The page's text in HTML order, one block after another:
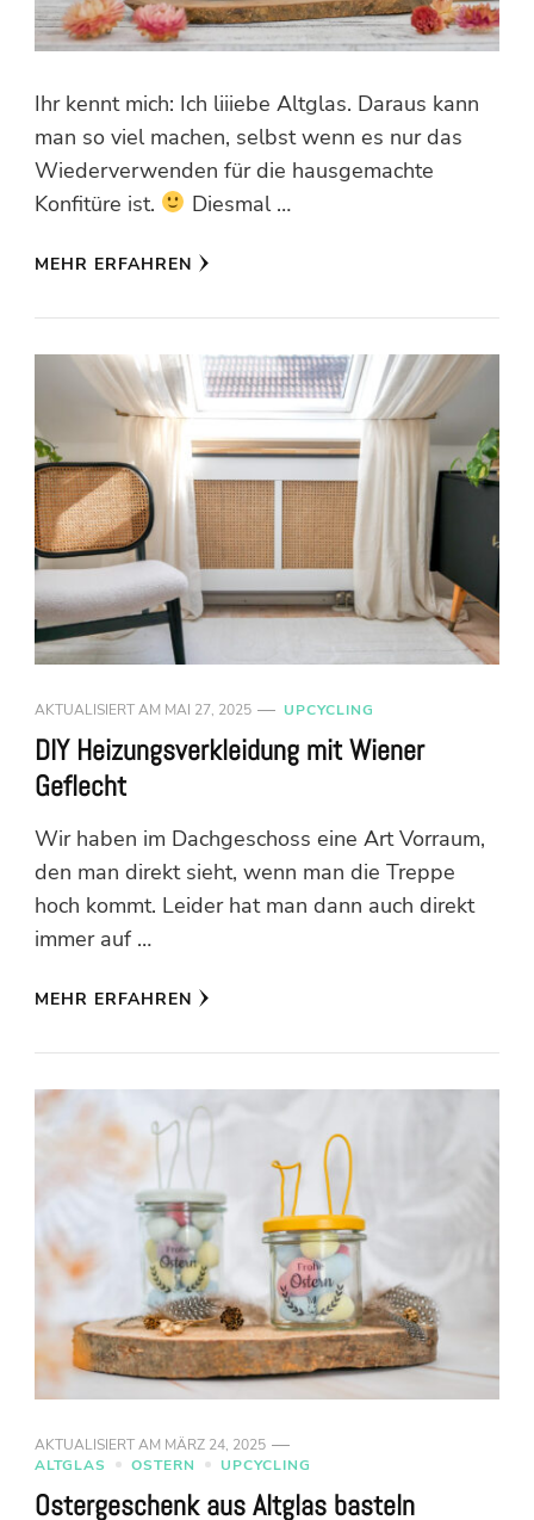
Ihr kennt mich: Ich liiiebe Altglas. Daraus kann
man so viel machen, selbst wenn es nur das
Wiederverwenden für die hausgemachte
Konfitüre ist.
Diesmal …
MEHR ERFAHREN
AKTUALISIERT AM MAI 27, 2025 UPCYCLING
DIY Heizungsverkleidung mit Wiener
Geflecht
Wir haben im Dachgeschoss eine Art Vorraum,
den man direkt sieht, wenn man die Treppe
hoch kommt. Leider hat man dann auch direkt
immer auf …
MEHR ERFAHREN
AKTUALISIERT AM MÄRZ 24, 2025
ALTGLAS
OSTERN UPCYCLING
Ostergeschenk aus Altglas basteln